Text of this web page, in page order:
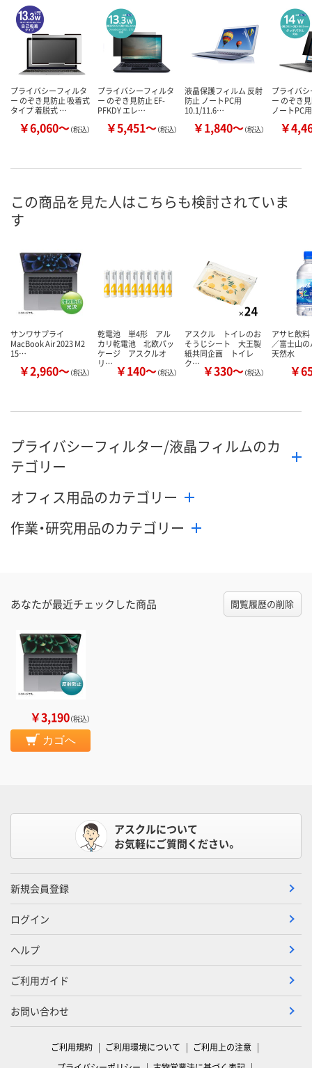
プライバシーフィルタ
ー のぞき見防止 吸着式
タイプ 着脱式 …
￥6,060～（税込）
プライバシーフィルタ
ー のぞき見防止 EF-
PFKDY エレ…
￥5,451～（税込）
液晶保護フィルム 反射
防止 ノートPC用
10.1/11.6…
￥1,840～（税込）
プライバ
ー のぞき
ノートPC
￥
この商品を見た人はこちらも検討されていま
す
サンワサプライ
MacBook Air 2023 M2
15…
￥2,960～（税込）
乾電池 単4形 アル
カリ乾電池 北欧パッ
ケージ アスクルオ
リ… ￥140～（税込）
アスクル トイレのお
そうじシート 大王製
紙共同企画 トイレ
ク… ￥330～（税込）
アサヒ飲
／富士山
天然水
￥
プライバシーフィルター/液晶フィルムのカ
テゴリー
オフィス用品のカテゴリー
作業・研究用品のカテゴリー
あなたが最近チェックした商品 閲覧履歴の削除
￥3,190（税込）
カゴへ
アスクルについて
お気軽にご質問ください。
新規会員登録
ログイン
ヘルプ
ご利用ガイド
お問い合わせ
ご利用規約 ご利用環境について
ご利用上の注意